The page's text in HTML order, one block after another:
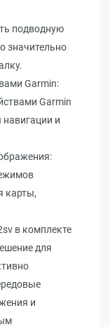
подводную
значительно
Garmin:
Garmin
и
карты,
в комплекте
для
и